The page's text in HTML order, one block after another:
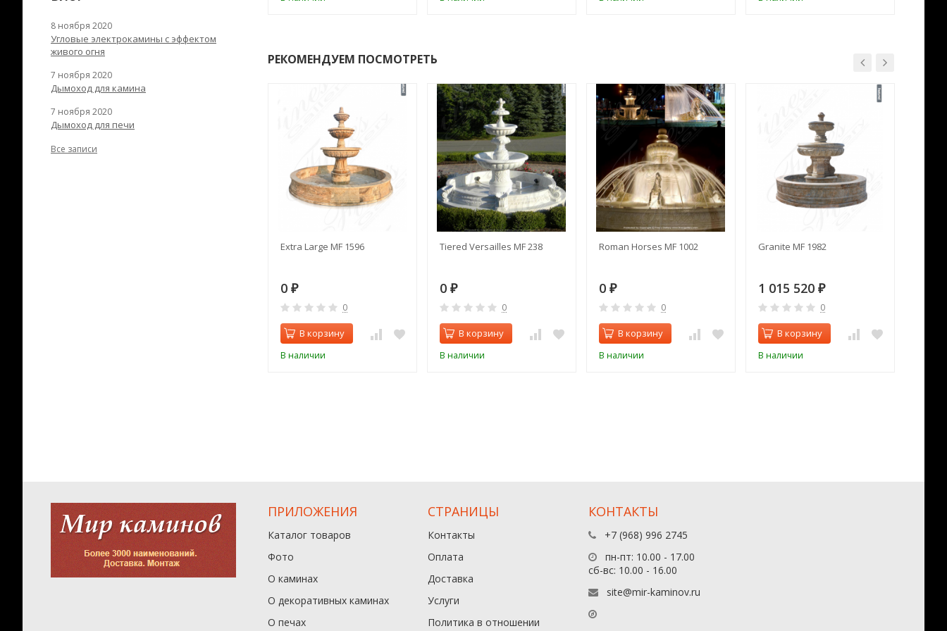
РЕКОМЕНДУЕМ ПОСМОТРЕТЬ
Extra Large MF 1596
0 ₽
0
В корзину
В наличии
Tiered Versailles MF 238
0 ₽
0
В корзину
В наличии
Roman Horses MF 1002
0 ₽
0
В корзину
В наличии
Granite MF 1982
1 015 520 ₽
0
В корзину
В наличии
8 ноября 2020
Угловые электрокамины с эффектом
живого огня
7 ноября 2020
Дымоход для камина
7 ноября 2020
Дымоход для печи
Все записи
ПРИЛОЖЕНИЯ
Каталог товаров
Фото
О каминах
О декоративных каминах
О печах
СТРАНИЦЫ
Контакты
Оплата
Доставка
Услуги
Политика в отношении
КОНТАКТЫ
+7 (968) 996 2745
пн-пт: 10.00 - 17.00
сб-вс: 10.00 - 16.00
site@mir-kaminov.ru